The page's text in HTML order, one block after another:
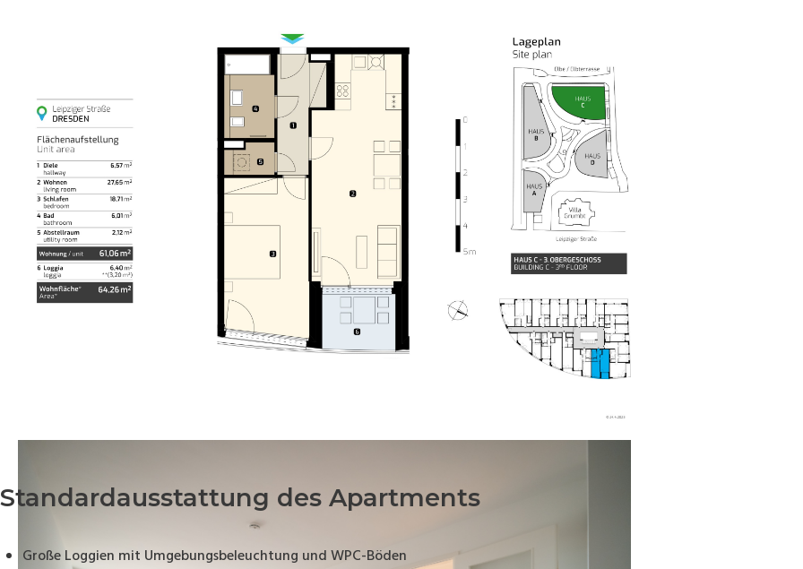
Standardausstattung des Apartments
Große Loggien mit Umgebungsbeleuchtung und WPC-Böden